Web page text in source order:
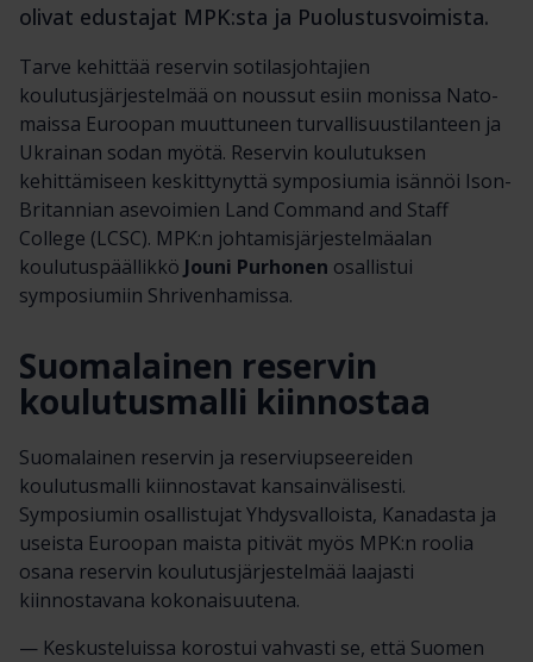
olivat edustajat MPK:sta ja Puolustusvoimista.
Tarve kehittää reservin sotilasjohtajien
koulutusjärjestelmää on noussut esiin monissa Nato-
maissa Euroopan muuttuneen turvallisuustilanteen ja
Ukrainan sodan myötä. Reservin koulutuksen
kehittämiseen keskittynyttä symposiumia isännöi Ison-
Britannian asevoimien Land Command and Staff
College (LCSC). MPK:n johtamisjärjestelmäalan
koulutuspäällikkö Jouni Purhonen osallistui
symposiumiin Shrivenhamissa.
Suomalainen reservin
koulutusmalli kiinnostaa
Suomalainen reservin ja reserviupseereiden
koulutusmalli kiinnostavat kansainvälisesti.
Symposiumin osallistujat Yhdysvalloista, Kanadasta ja
useista Euroopan maista pitivät myös MPK:n roolia
osana reservin koulutusjärjestelmää laajasti
kiinnostavana kokonaisuutena.
— Keskusteluissa korostui vahvasti se, että Suomen